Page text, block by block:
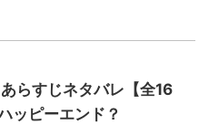
らすじネタバレ【全16
ッピーエンド？